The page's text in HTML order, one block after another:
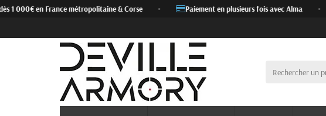
1 000€ en France métropolitaine & Corse Paiement en plusieurs fois avec Alma